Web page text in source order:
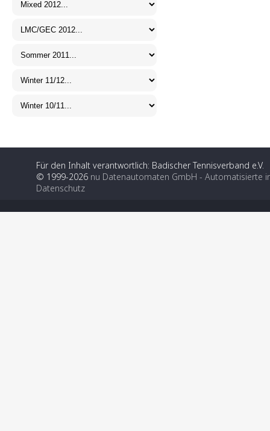
Für den Inhalt verantwortlich: Badischer Tennisverband e.V.
© 1999-2026 nu Datenautomaten GmbH - Automatisierte
Datenschutz